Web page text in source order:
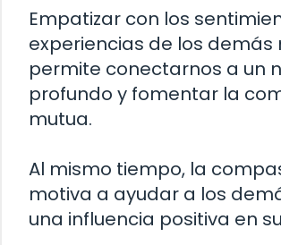
Empatizar con los
experiencias de los demás
permite conectarnos a un
profundo y fomentar la
mutua.
Al mismo tiempo, la
motiva a ayudar a los
una influencia positiva en